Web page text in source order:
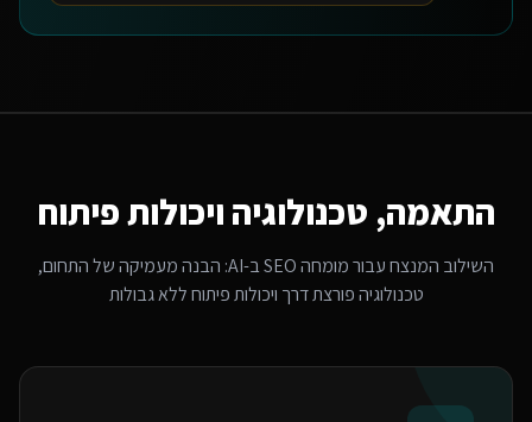
התאמה, טכנולוגיה ויכולות פיתוח
השילוב המנצח עבורמומחה SEO ב-AI
: הבנה מעמיקה של התחום,
טכנולוגיה פורצת דרך ויכולות פיתוח ללא גבולות